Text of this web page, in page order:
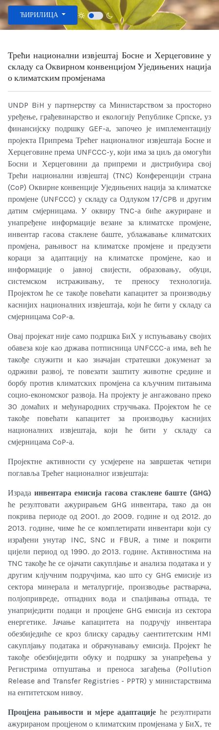
Изаберите ваш језик
ЋИРИЛИЦА
Трећи национални извјештај Босне и Херцеговине у
складу са Оквирном конвенцијом Уједињених нација
о климатским промјенама
UNDP BiH у партнерству са Министарством за просторно
уређење, грађевинарство и екологију Републике Српске, уз
финансијску подршку GEF-а, започео је имплементацију
пројекта Припрема Трећег националног извјештаја Босне и
Херцеговине према UNFCCC-у, који има за циљ да омогући
Босни и Херцеговини да припреми и дистрибуира свој
Трећи национални извјештај (TNC) Конференцији страна
(CoP) Оквирне конвенције Уједињених нација за климатске
промјене (UNFCCC) у складу са Одлуком 17/CP8 и другим
датим смјерницама. У оквиру TNC-а биће ажуриране и
унапређене информације везане за климатске промјене,
инвентар гасова стаклене баште, ублажавање климатских
промјена, рањивост на климатске промјене и предузети
кораци за адаптацију на климатске промјене, као и
информације о јавној свијести, образовању, обуци,
системском истраживању, те преносу технологија.
Пројектом ће се такође повећати капацитет за производњу
каснијих националних извјештаја, који ће бити у складу са
смјерницама CoP-a.
Овај пројекат није само подршка БиХ у испуњавању својих
обавеза које као држава потписница UNFCCC-а има, већ ће
такође служити и као значајан стратешки докуменат за
одрживи развој, те повезати заштиту животне средине и
борбу против климатских промјена са кључним питањима
социо-економског развоја. На пројекту је ангажовано преко
30 домаћих и међународних стручњака. Пројектом ће се
такође повећати капацитет за производњу каснијих
националних извјештаја, који ће бити у складу са
смјерницама CoP-а.
Пројектне активности су усмјерене на завршетак четири
поглавља Трећег националног извјештаја:
Израда инвентара емисија гасова стаклене баште (GHG)
ће резултовати ажурирањем GHG инвентара, тако да он
покрива периоде од 2001. до 2009. године и од 2012. до
2013. године, чиме ће се комплетирати инвентари који су
израђени унутар INC, SNC и FBUR, а тиме и покрити
цијели период од 1990. до 2013. године. Активностима на
TNC такође ће се ојачати сакуплјање и анализа података и у
другим клјучним подручјима, као што су GHG емисије из
сектора минерала и металургије, производње растварача,
полјопривреде, отпадних вода и спалјивања отпада, те
унаприједити подаци и процјене GHG емисија из сектора
енергетике. Јачање капацитета на подручју инвентара
обезбиједиће се кроз блиску сарадњу саентитетским HMI
сакуплјању података и обрачунавању емисија. Пројект ће
такође обезбиједити обуку и подршку за унапређења у
Регистрима отпуштања и преноса загађења (Pollution
Release and Transfer Registries - PPTR) у министарствима
на ентитетском нивоу.
Процјена рањивости и мјере адаптације ће резултирати
ажурираном процјеном о климатским промјенама у БиХ, те